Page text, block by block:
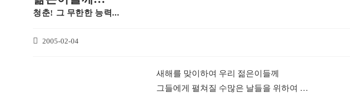
청춘! 그 무한한 능력...
2005-02-04
새해를 맞이하여 우리 젊은이들께
그들에게 펼쳐질 수많은 날들을 위하여 …